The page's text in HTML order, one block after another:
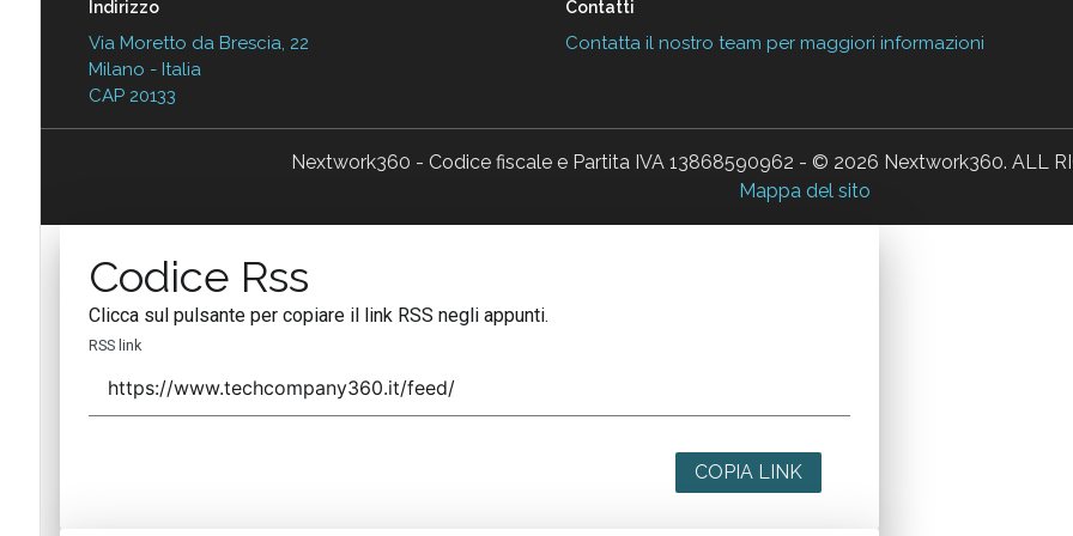
Indirizzo
Via Moretto da Brescia, 22
Milano - Italia
CAP 20133
Contatti
Contatta il nostro team per maggiori informazioni
Nextwork360 - Codice fiscale e Partita IVA 13868590962 - © 2026 Nextwork360. ALL
Mappa del sito
Codice Rss
Clicca sul pulsante per copiare il link RSS negli appunti.
RSS link
COPIA LINK